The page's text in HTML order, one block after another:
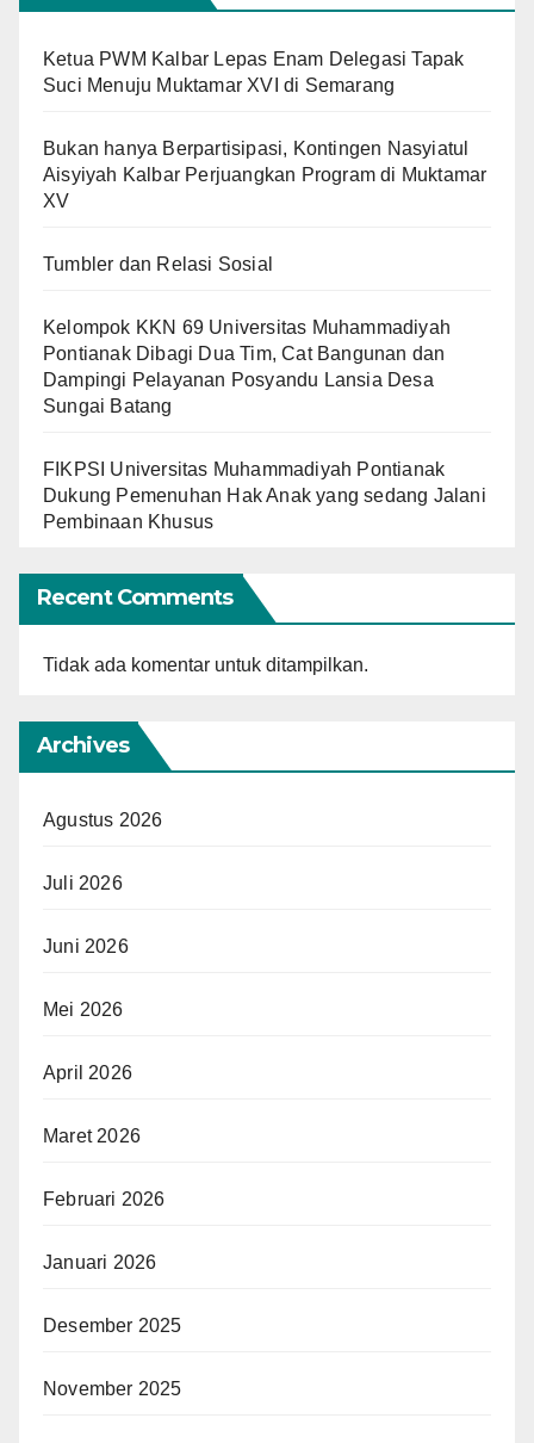
Ketua PWM Kalbar Lepas Enam Delegasi Tapak
Suci Menuju Muktamar XVI di Semarang
Bukan hanya Berpartisipasi, Kontingen Nasyiatul
Aisyiyah Kalbar Perjuangkan Program di Muktamar
XV
Tumbler dan Relasi Sosial
Kelompok KKN 69 Universitas Muhammadiyah
Pontianak Dibagi Dua Tim, Cat Bangunan dan
Dampingi Pelayanan Posyandu Lansia Desa
Sungai Batang
FIKPSI Universitas Muhammadiyah Pontianak
Dukung Pemenuhan Hak Anak yang sedang Jalani
Pembinaan Khusus
Recent Comments
Tidak ada komentar untuk ditampilkan.
Archives
Agustus 2026
Juli 2026
Juni 2026
Mei 2026
April 2026
Maret 2026
Februari 2026
Januari 2026
Desember 2025
November 2025